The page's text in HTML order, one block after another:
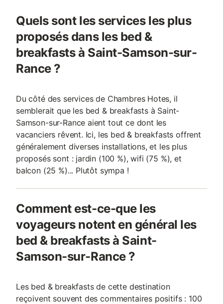
Réservez au
Quels sont les services les plus
proposés dans les bed &
breakfasts à Saint-Samson-sur-
Rance ?
Du côté des services de Chambres Hotes, il
semblerait que les bed & breakfasts à Saint-
Samson-sur-Rance aient tout ce dont les
vacanciers rêvent. Ici, les bed & breakfasts offrent
généralement diverses installations, et les plus
proposés sont : jardin (100 %), wifi (75 %), et
balcon (25 %)... Plutôt sympa !
Comment est-ce-que les
voyageurs notent en général les
bed & breakfasts à Saint-
Samson-sur-Rance ?
Les bed & breakfasts de cette destination
reçoivent souvent des commentaires positifs : 100